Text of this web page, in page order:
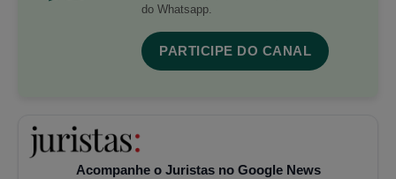
do Whatsapp.
PARTICIPE DO CANAL
Acompanhe o Juristas no Google News